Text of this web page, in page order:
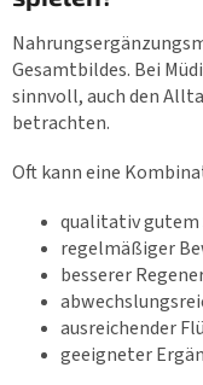
Gesamtbildes. Bei
sinnvoll, auch den
betrachten.
Oft kann eine
qualitativ gutem
regelmäßiger
besserer
ausreichender
geeigneter